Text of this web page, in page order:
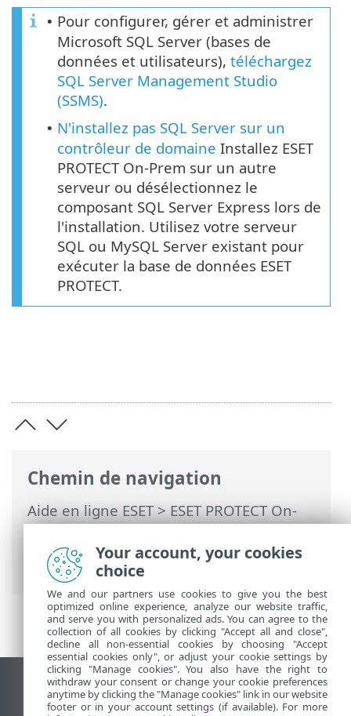
Chemin de navigation
Aide en ligne ESET>ESET PROTECT On-
Prem>Mettre à niveau>
Sauvegarde/mise à niveau du serveur de
base de données
• Pour configurer, gérer et administrer
Microsoft SQL Server (bases de
données et utilisateurs), téléchargez
SQL Server Management Studio
(SSMS).
• N'installez pas SQL Server sur un
contrôleur de domaine Installez ESET
PROTECT On-Prem sur un autre
serveur ou désélectionnez le
composant SQL Server Express lors de
l'installation. Utilisez votre serveur
SQL ou MySQL Server existant pour
exécuter la base de données ESET
PROTECT.
Afficher le site des postes de travail
End of Life
Your account, your cookies
choice
We and our partners use cookies to give you the best
optimized online experience, analyze our website traffic,
and serve you with personalized ads. You can agree to the
collection of all cookies by clicking "Accept all and close",
decline all non-essential cookies by choosing "Accept
essential cookies only", or adjust your cookie settings by
clicking "Manage cookies". You also have the right to
withdraw your consent or change your cookie preferences
anytime by clicking the "Manage cookies" link in our website
footer or in your account settings (if available). For more